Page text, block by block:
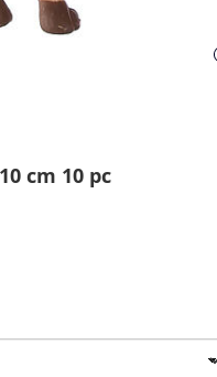
cm 10 pc